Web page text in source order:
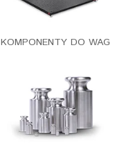
KOMPONENTY DO WAG